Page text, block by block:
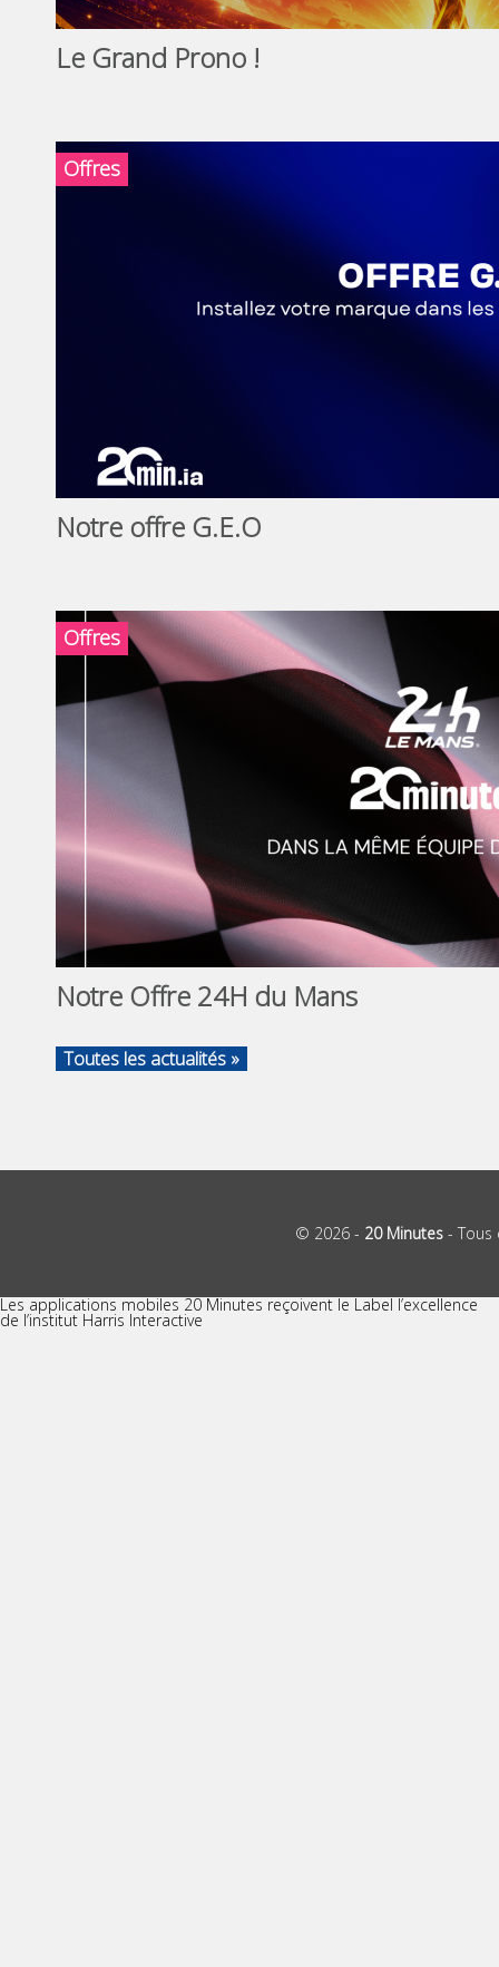
Le Grand Prono !
Offres
Notre offre G.E.O
Offres
Notre Offre 24H du Mans
Toutes les actualités »
© 2026 - 20 Minutes -
Les applications mobiles 20 Minutes reçoivent le Label l’excellence
de l’institut Harris Interactive